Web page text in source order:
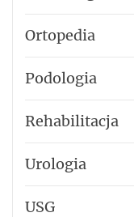
Ortopedia
Podologia
Rehabilitacja
Urologia
USG